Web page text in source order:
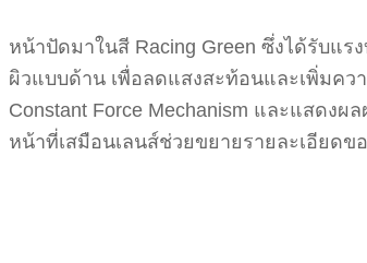
หน้าปัดมาในสี Racing Green ซึ่งได้รับแ
ผิวแบบด้าน เพื่อลดแสงสะท้อนและเพิ่มคว
Constant Force Mechanism และแสดง
หน้าที่เสมือนเลนส์ช่วยขยายรายละเอียด